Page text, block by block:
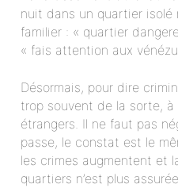
nuit dans un quartier isolé
familier : « quartier
« fais attention aux
Désormais, pour dire
trop souvent de la sorte,
étrangers. Il ne faut pas
passe, le constat est le
les crimes augmentent et
quartiers n’est plus